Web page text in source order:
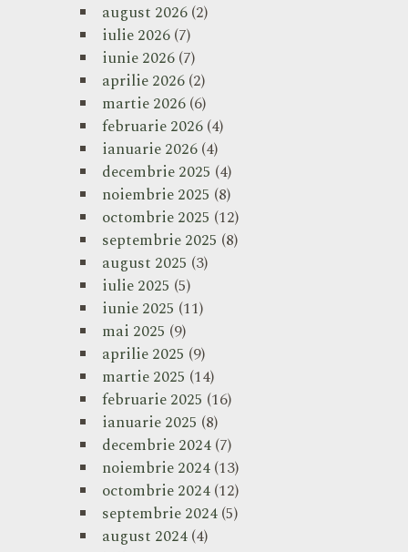
august 2026(2)
iulie 2026(7)
iunie 2026(7)
aprilie 2026(2)
martie 2026(6)
februarie 2026(4)
ianuarie 2026(4)
decembrie 2025 (4)
noiembrie 2025 (8)
octombrie 2025 (12)
septembrie 2025 (8)
august 2025 (3)
iulie 2025 (5)
iunie 2025 (11)
mai 2025 (9)
aprilie 2025 (9)
martie 2025 (14)
februarie 2025 (16)
ianuarie 2025 (8)
decembrie 2024(7)
noiembrie 2024(13)
octombrie 2024(12)
septembrie 2024(5)
august 2024(4)